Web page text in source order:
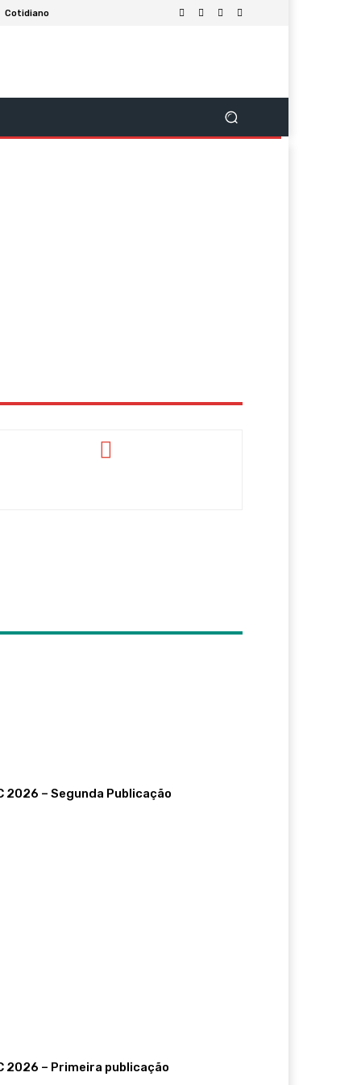
Cotidiano
2026 – Segunda Publicação
2026 – Primeira publicação